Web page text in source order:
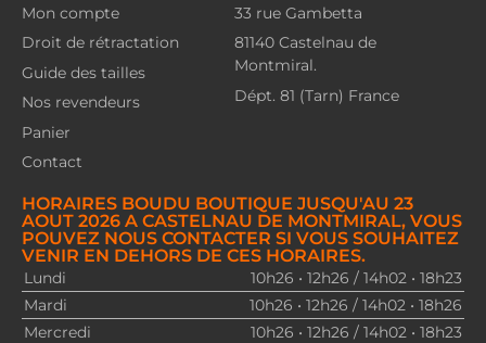
Mon compte
Droit de rétractation
Guide des tailles
Nos revendeurs
Panier
Contact
33 rue Gambetta
81140 Castelnau de
Montmiral.
Dépt. 81 (Tarn) France
HORAIRES BOUDU BOUTIQUE JUSQU'AU 23
AOUT 2026 A CASTELNAU DE MONTMIRAL, VOUS
POUVEZ NOUS CONTACTER SI VOUS SOUHAITEZ
VENIR EN DEHORS DE CES HORAIRES.
Lundi
10h26 • 12h26 / 14h02 • 18h23
Mardi
10h26 • 12h26 / 14h02 • 18h26
Mercredi
10h26 • 12h26 / 14h02 • 18h23